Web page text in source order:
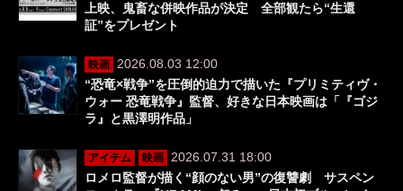
上映、鬼畜な併映作品が決定 全部観たら“生還
証”をプレゼント
映画
2026.08.03 12:00
“恐竜×戦争”を圧倒的迫力で描いた『プリミティヴ・
ウォー 恐竜戦争』監督、好きな日本映画は「『ゴジ
ラ』と黒澤明作品」
アイテム 映画
2026.07.31 18:00
ロメロ監督が描く“顔のない男”の復讐劇 サスペン